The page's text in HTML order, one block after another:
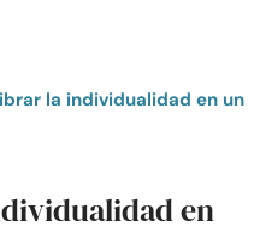
la individualidad en un
en